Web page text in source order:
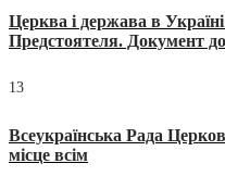
Церква і держава в
Предстоятеля. Документ
13
Всеукраїнська Рада
місце всім